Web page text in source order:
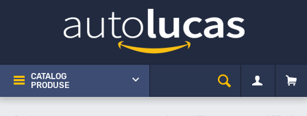
CATALOG
PRODUSE